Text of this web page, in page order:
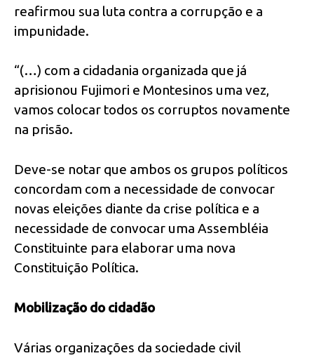
reafirmou sua luta contra a corrupção e a
impunidade.
“(…) com a cidadania organizada que já
aprisionou Fujimori e Montesinos uma vez,
vamos colocar todos os corruptos novamente
na prisão.
Deve-se notar que ambos os grupos políticos
concordam com a necessidade de convocar
novas eleições diante da crise política e a
necessidade de convocar uma Assembléia
Constituinte para elaborar uma nova
Constituição Política.
Mobilização do cidadão
Várias organizações da sociedade civil